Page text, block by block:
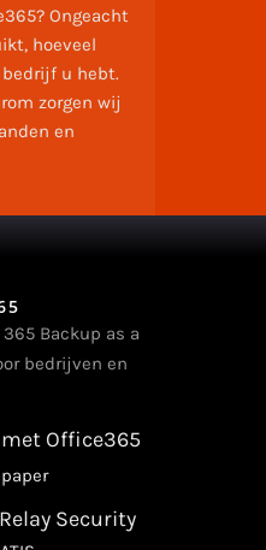
Ongeacht
hoeveel
u hebt.
zorgen wij
en
Backup as a
bedrijven en
met Office365
Security